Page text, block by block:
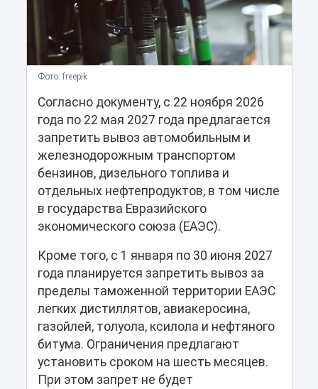
Фото: freepik
Согласно документу, с 22 ноября 2026
года по 22 мая 2027 года предлагается
запретить вывоз автомобильным и
железнодорожным транспортом
бензинов, дизельного топлива и
отдельных нефтепродуктов, в том числе
в государства Евразийского
экономического союза (ЕАЭС).
Кроме того, с 1 января по 30 июня 2027
года планируется запретить вывоз за
пределы таможенной территории ЕАЭС
легких дистиллятов, авиакеросина,
газойлей, толуола, ксилола и нефтяного
битума. Ограничения предлагают
установить сроком на шесть месяцев.
При этом запрет не будет